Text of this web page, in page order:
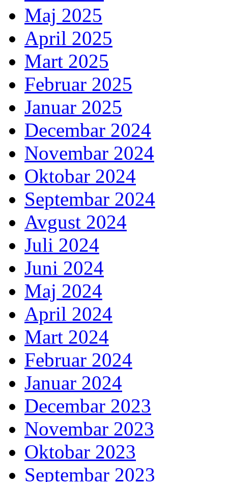
Maj 2025
April 2025
Mart 2025
Februar 2025
Januar 2025
Decembar 2024
Novembar 2024
Oktobar 2024
Septembar 2024
Avgust 2024
Juli 2024
Juni 2024
Maj 2024
April 2024
Mart 2024
Februar 2024
Januar 2024
Decembar 2023
Novembar 2023
Oktobar 2023
Septembar 2023